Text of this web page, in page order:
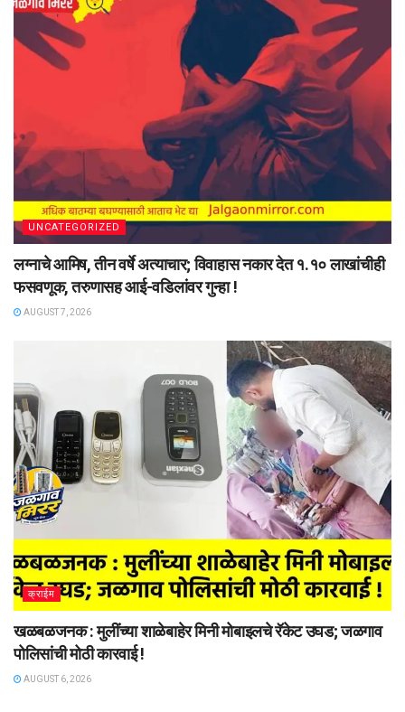
UNCATEGORIZED
लग्नाचे आमिष, तीन वर्षे अत्याचार; विवाहास नकार देत १.१० लाखांचीही
फसवणूक, तरुणासह आई-वडिलांवर गुन्हा !
AUGUST 7, 2026
क्राईम
खळबळजनक : मुलींच्या शाळेबाहेर मिनी मोबाइलचे रॅकेट उघड; जळगाव
पोलिसांची मोठी कारवाई !
AUGUST 6, 2026